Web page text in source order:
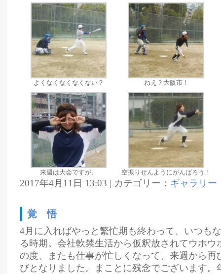
よくなくなくなくない？ ねえ？大阪市！
来週は大会ですが、 空振りせんようにがんばろう！
2017年4月11日 13:03 | カテゴリー： ギャラリー
覚 悟
4月に入ればやっと繁忙期も終わって、いつも
る時期。会社軟禁生活から仮釈放されてウホウ
の度、またも仕事が忙しくなって、来週から再
びとなりました。まことに残念でございます。